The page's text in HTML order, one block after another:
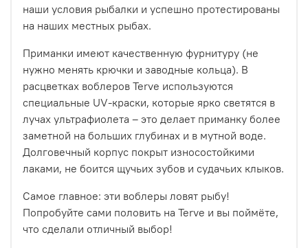
наши условия рыбалки и успешно протестированы
на наших местных рыбах.
Приманки имеют качественную фурнитуру (не
нужно менять крючки и заводные кольца). В
расцветках воблеров Terve используются
специальные UV-краски, которые ярко светятся в
лучах ультрафиолета – это делает приманку более
заметной на больших глубинах и в мутной воде.
Долговечный корпус покрыт износостойкими
лаками, не боится щучьих зубов и судачьих клыков.
Самое главное: эти воблеры ловят рыбу!
Попробуйте сами половить на Terve и вы поймёте,
что сделали отличный выбор!